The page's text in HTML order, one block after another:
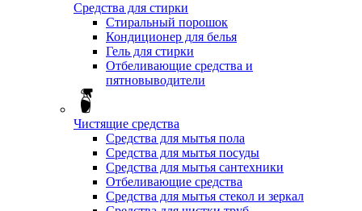
Средства для стирки
Стиральный порошок
Кондиционер для белья
Гель для стирки
Отбеливающие средства и
пятновыводители
Чистящие средства
Средства для мытья пола
Средства для мытья посуды
Средства для мытья сантехники
Отбеливающие средства
Средства для мытья стекол и зеркал